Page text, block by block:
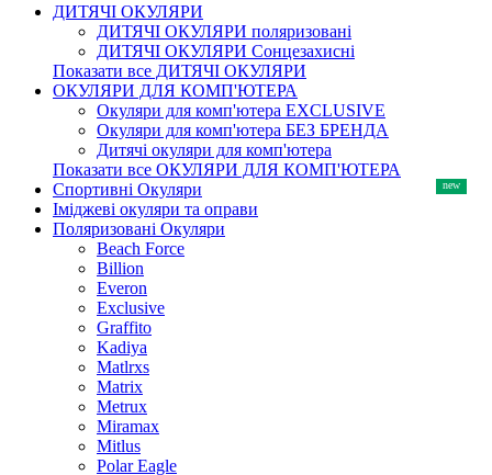
ДИТЯЧІ ОКУЛЯРИ
ДИТЯЧІ ОКУЛЯРИ поляризовані
ДИТЯЧІ ОКУЛЯРИ Сонцезахисні
Показати все ДИТЯЧІ ОКУЛЯРИ
ОКУЛЯРИ ДЛЯ КОМП'ЮТЕРА
Окуляри для комп'ютера EXCLUSIVE
Окуляри для комп'ютера БЕЗ БРЕНДА
Дитячі окуляри для комп'ютера
Показати все ОКУЛЯРИ ДЛЯ КОМП'ЮТЕРА
Спортивні Окуляри
Іміджеві окуляри та оправи
Поляризовані Окуляри
Beach Force
Billion
Everon
Exclusive
Graffito
Kadiya
Matlrxs
Matrix
Metrux
Miramax
Mitlus
Polar Eagle